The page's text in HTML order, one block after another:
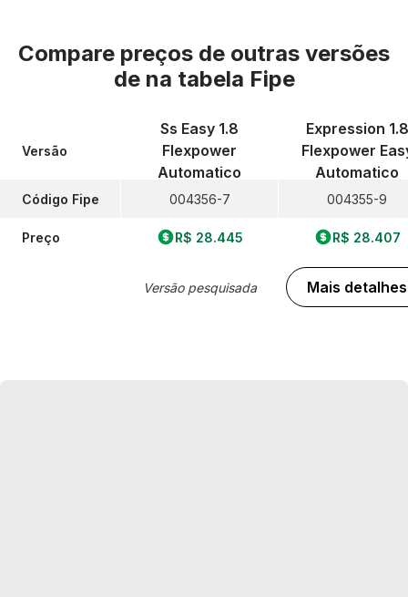
Compare preços de outras versões
de na tabela Fipe
Versão
Código Fipe
Preço
Ss Easy 1.8
Flexpower
Automatico
004356-7
R$ 28.445
Versão pesquisada
Expression 1.8
Flexpower
Automatico
004355-9
R$ 28.407
Mais detalhes